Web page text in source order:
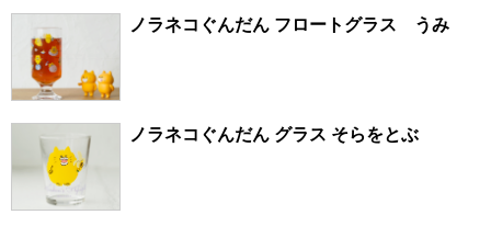
ノラネコぐんだん フロートグラス うみ
ノラネコぐんだん グラス そらをとぶ